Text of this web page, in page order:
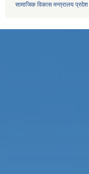
सामाजिक विकास मन्त्रालय